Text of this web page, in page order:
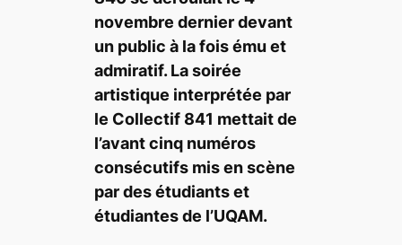
novembre dernier devant
un public à la fois ému et
admiratif. La soirée
artistique interprétée par
le Collectif 841 mettait de
l’avant cinq numéros
consécutifs mis en scène
par des étudiants et
étudiantes de l’UQAM.